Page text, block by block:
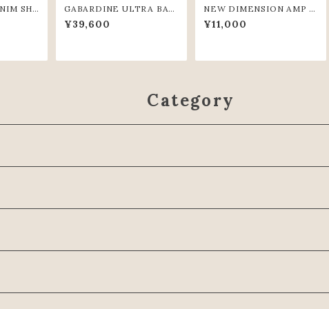
SH
GABARDINE ULTRA BAG
GY PANTS (IVR)
¥39,600
NEW DIMENSION AMP T
EE (BLK)
¥11,000
Category